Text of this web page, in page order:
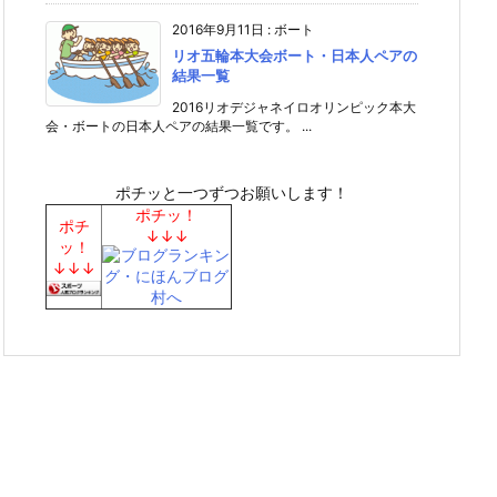
2016年9月11日 : ボート
リオ五輪本大会ボート・日本人ペアの
結果一覧
2016リオデジャネイロオリンピック本大
会・ボートの日本人ペアの結果一覧です。 ...
ポチッと一つずつお願いします！
ポチ
ッ！
↓↓↓
ポチッ！
↓↓↓